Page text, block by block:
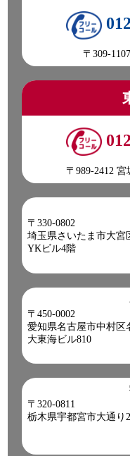
〒309-
〒989-2412
〒330-0802
埼玉県さいたま市大宮
YKビル4階
〒450-0002
愛知県名古屋市中村区
大東海ビル810
〒320-0811
栃木県宇都宮市大通り